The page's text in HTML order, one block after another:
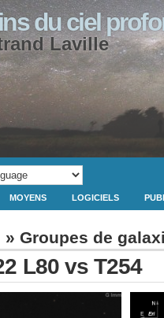
du ciel
Laville
MOYENS LOGICIELS
» Groupes de
L80 vs T254